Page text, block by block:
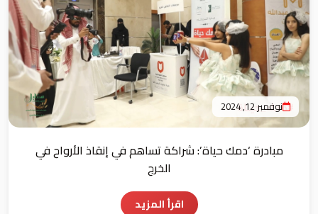
نوفمبر 12, 2024
مبادرة ‘دمك حياة’: شراكة تساهم في إنقاذ الأرواح في
الخرج
اقرأ المزيد